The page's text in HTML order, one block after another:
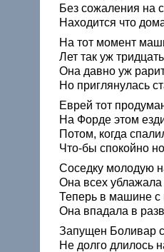
Без сожаления на
Находится что
На тот момент
Лет так уж
Она давно уж
Но приглянулась
Еврей тот
На Форде этом
Потом, когда
Что-бы спокойно
Соседку молодую
Она всех ублажала
Теперь в машине с
Она впадала в
Запущен Боливар
Не долго длилось